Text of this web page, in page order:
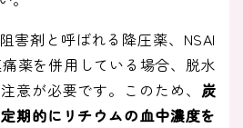
害剤と呼ばれる降圧薬、NSAI
薬を併用している場合、脱水
意が必要です。このため、 炭
期的にリチウムの血中濃度を